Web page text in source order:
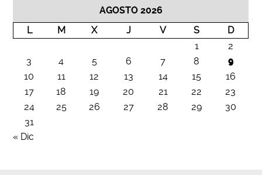
AGOSTO 2026
L
M X J V S
D
1
2
3
4 5 6 7 8
9
10
11 12 13 14 15
16
17
18 19 20 21 22
23
24
25 26 27 28 29
30
31
« Dic